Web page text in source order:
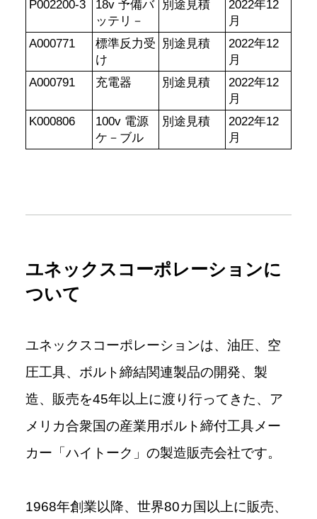
P002200-3
18v 予備バ
ッテリ－
別途見積
2022年12
月
A000771
標準反力受
け
別途見積
2022年12
月
A000791
充電器 別途見積
2022年12
月
K000806
100v 電源
ケ－ブル
別途見積
2022年12
月
ユネックスコーポレーションに
ついて
ユネックスコーポレーションは、油圧、空
圧工具、ボルト締結関連製品の開発、製
造、販売を45年以上に渡り行ってきた、ア
メリカ合衆国の産業用ボルト締付工具メー
カー「ハイトーク」の製造販売会社です。
1968年創業以降、世界80カ国以上に販売、